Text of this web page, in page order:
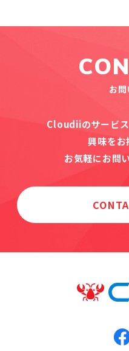
お
Cloudiiのサービ
興味をお
お気軽にお問